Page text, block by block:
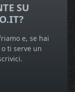
SU
e, se hai
ti serve un